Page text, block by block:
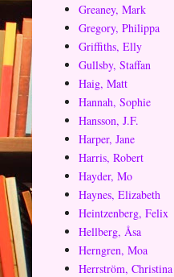
Greaney, Mark
Gregory, Philippa
Griffiths, Elly
Gullsby, Staffan
Haig, Matt
Hannah, Sophie
Hansson, J.F.
Harper, Jane
Harris, Robert
Hayder, Mo
Haynes, Elizabeth
Heintzenberg, Felix
Hellberg, Åsa
Herngren, Moa
Herrström, Christina